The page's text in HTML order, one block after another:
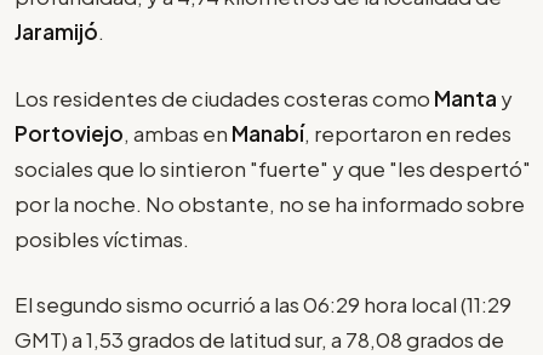
Jaramijó.
Los residentes de ciudades costeras como Manta y
Portoviejo, ambas en Manabí, reportaron en redes
sociales que lo sintieron "fuerte" y que "les despertó"
por la noche. No obstante, no se ha informado sobre
posibles víctimas.
El segundo sismo ocurrió a las 06:29 hora local (11:29
GMT) a 1,53 grados de latitud sur, a 78,08 grados de